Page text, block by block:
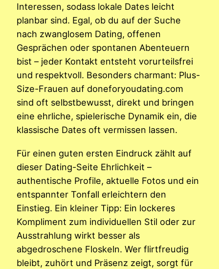
Interessen, sodass lokale Dates leicht
planbar sind. Egal, ob du auf der Suche
nach zwanglosem Dating, offenen
Gesprächen oder spontanen Abenteuern
bist – jeder Kontakt entsteht vorurteilsfrei
und respektvoll. Besonders charmant: Plus-
Size-Frauen auf doneforyoudating.com
sind oft selbstbewusst, direkt und bringen
eine ehrliche, spielerische Dynamik ein, die
klassische Dates oft vermissen lassen.
Für einen guten ersten Eindruck zählt auf
dieser Dating-Seite Ehrlichkeit –
authentische Profile, aktuelle Fotos und ein
entspannter Tonfall erleichtern den
Einstieg. Ein kleiner Tipp: Ein lockeres
Kompliment zum individuellen Stil oder zur
Ausstrahlung wirkt besser als
abgedroschene Floskeln. Wer flirtfreudig
bleibt, zuhört und Präsenz zeigt, sorgt für